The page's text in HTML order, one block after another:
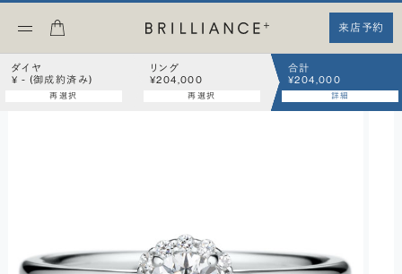
来店予約
ダイヤ
¥ - (御成約済み)
再選択
リング
¥204,000
再選択
合計
¥204,000
詳細